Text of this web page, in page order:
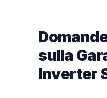
sulla
Inverter